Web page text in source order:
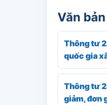
Văn
Thông tư
quốc gia
Thông tư
giảm, đơn